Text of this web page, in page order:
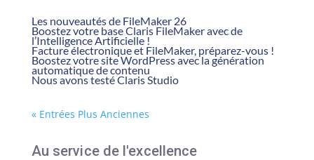
Les nouveautés de FileMaker 26
Boostez votre base Claris FileMaker avec de
l’Intelligence Artificielle !
Facture électronique et FileMaker, préparez-vous !
Boostez votre site WordPress avec la génération
automatique de contenu
Nous avons testé Claris Studio
« Entrées Plus Anciennes
Au service de l'excellence